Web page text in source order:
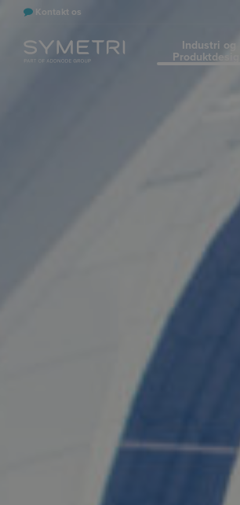
Kontakt os
Industri og
Produktdesign